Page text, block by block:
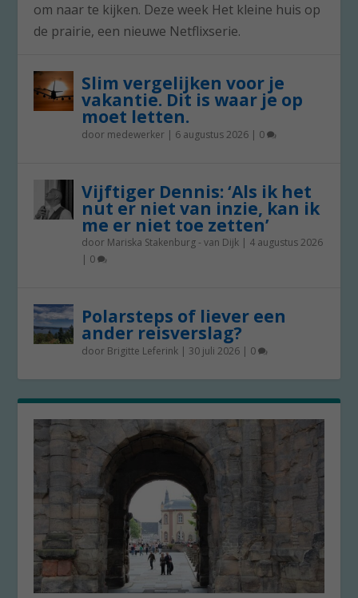
om naar te kijken. Deze week Het kleine huis op
de prairie, een nieuwe Netflixserie.
Slim vergelijken voor je
vakantie. Dit is waar je op
moet letten.
door medewerker | 6 augustus 2026 | 0
Vijftiger Dennis: ‘Als ik het
nut er niet van inzie, kan ik
me er niet toe zetten’
door Mariska Stakenburg - van Dijk | 4 augustus 2026
| 0
Polarsteps of liever een
ander reisverslag?
door Brigitte Leferink | 30 juli 2026 | 0